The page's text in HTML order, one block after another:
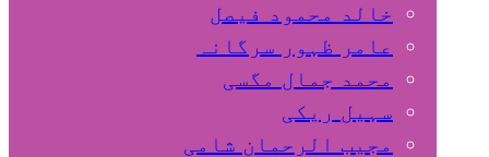
خالد محمود فیصل
عامر ظہور سرگانہ
محمد جمال مگسی
سہیل ريكی
مجیب الرحمان شامی